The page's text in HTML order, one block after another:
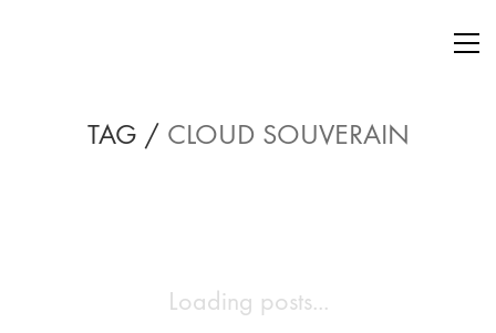
TAG / CLOUD SOUVERAIN
Loading posts...